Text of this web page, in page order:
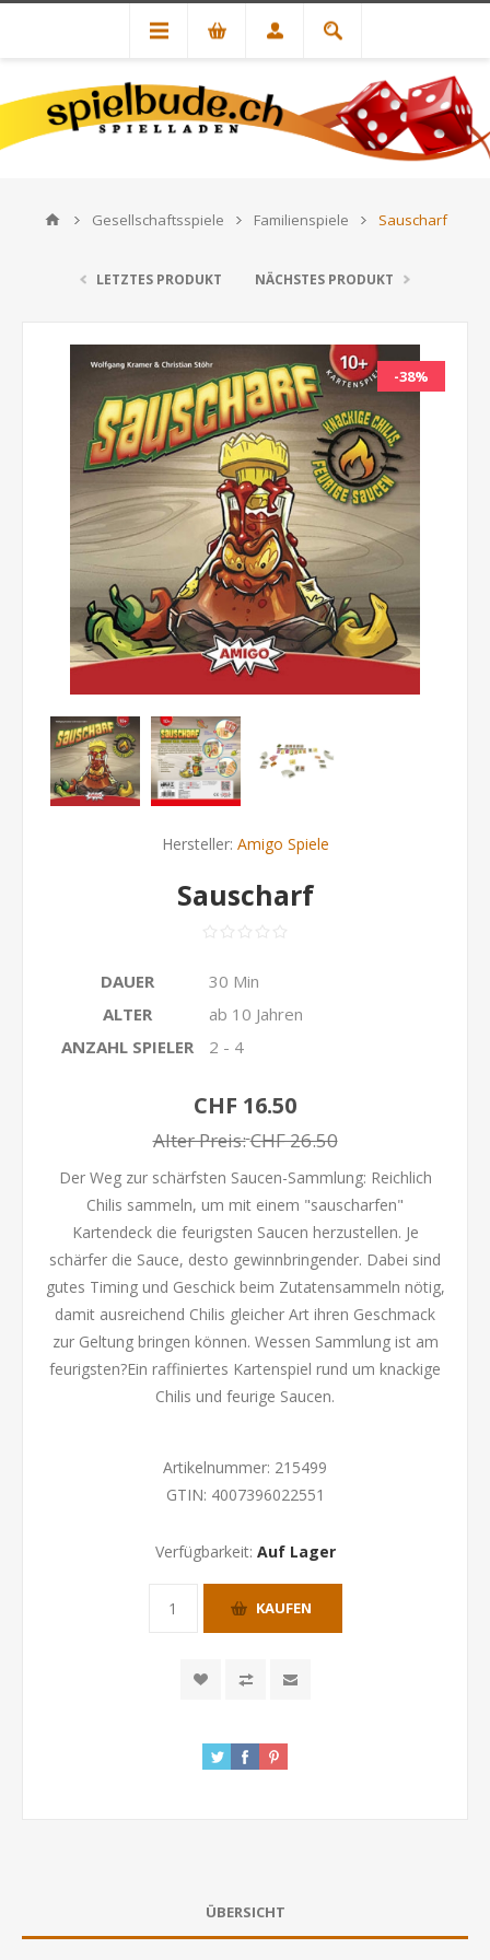
Gesellschaftsspiele Familienspiele Sauscharf
LETZTES PRODUKT NÄCHSTES PRODUKT
-38%
Hersteller: Amigo Spiele
Sauscharf
DAUER
30 Min
ALTER
ab 10 Jahren
ANZAHL SPIELER
2 - 4
CHF 16.50
Alter Preis:CHF 26.50
Der Weg zur schärfsten Saucen-Sammlung: Reichlich
Chilis sammeln, um mit einem "sauscharfen"
Kartendeck die feurigsten Saucen herzustellen. Je
schärfer die Sauce, desto gewinnbringender. Dabei sind
gutes Timing und Geschick beim Zutatensammeln nötig,
damit ausreichend Chilis gleicher Art ihren Geschmack
zur Geltung bringen können. Wessen Sammlung ist am
feurigsten?Ein raffiniertes Kartenspiel rund um knackige
Chilis und feurige Saucen.
Artikelnummer: 215499
GTIN: 4007396022551
Verfügbarkeit: Auf Lager
KAUFEN
ÜBERSICHT